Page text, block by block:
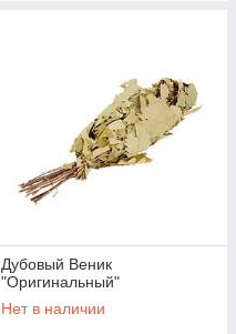
Дубовый Веник
"Оригинальный"
Нет в наличии